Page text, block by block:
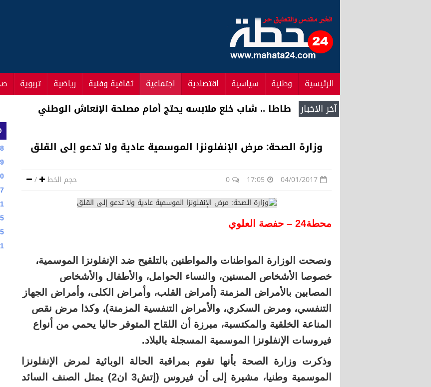
الرئيسية وطنية سياسية اقتصادية اجتماعية ثقافية وفنية رياضية تربوية
آخر الاخبار
الأمم المتحدة .. تقدم تعازيها للمغرب عقب مقتل جنديين مغربيين
وزارة الصحة: مرض الإنفلونزا الموسمية عادية ولا تدعو إلى القلق
حجم الخط /
محطة24 – حفصة العلوي
ونصحت الوزارة المواطنات والمواطنين بالتلقيح ضد الإنفلونزا الموسمية،
خصوصا الأشخاص المسنين، والنساء الحوامل، والأطفال والأشخاص
المصابين بالأمراض المزمنة (أمراض القلب، وأمراض الكلى، وأمراض الجهاز
التنفسي، ومرض السكري، والأمراض التنفسية المزمنة)، وكذا مرض نقص
المناعة الخلقية والمكتسبة، مبرزة أن اللقاح المتوفر حاليا يحمي من أنواع
فيروسات الإنفلونزا الموسمية المسجلة بالبلاد.
وذكرت وزارة الصحة بأنها تقوم بمراقبة الحالة الوبائية لمرض الإنفلونزا
الموسمية وطنيا، مشيرة إلى أن فيروس (إتش3 ان2) يمثل الصنف السائد